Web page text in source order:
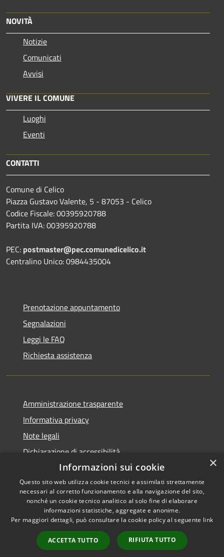
NOVITÀ
Notizie
Comunicati
Avvisi
VIVERE IL COMUNE
Luoghi
Eventi
CONTATTI
Comune di Celico
Piazza Gustavo Valente, 5 - 87053 - Celico
Codice Fiscale: 00395920788
Partita IVA: 00395920788
PEC: postmaster@pec.comunedicelico.it
Centralino Unico: 0984435004
Prenotazione appuntamento
Segnalazioni
Leggi le FAQ
Richiesta assistenza
Amministrazione trasparente
Informativa privacy
Note legali
Dichiarazione di accessibilità
Accessibilità
Privacy
Mappa del sito
Copyright © 2026 • Comune di
Celico • Powered by
Municipium
Accesso
redazione
×
Informazioni sui cookie
Questo sito web utilizza cookie tecnici e assimilati strettamente
necessari al corretto funzionamento e alla navigazione del sito,
nonché un cookie tecnico analitico al solo fine di elaborare
informazioni statistiche, aggregate e anonime.
Per maggiori dettagli, può consultare la cookie policy al seguente link
ACCETTA TUTTO RIFIUTA TUTTO